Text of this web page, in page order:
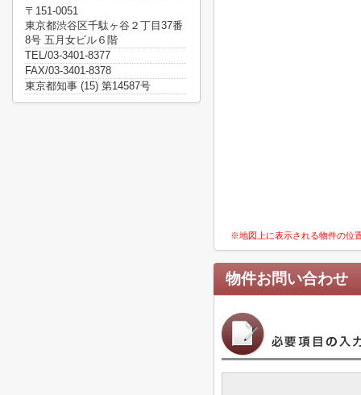
※地図上に表示される物件の位
物件お問い合わせ
〒151-0051
東京都渋谷区千駄ヶ谷２丁目37番
8号 五月女ビル６階
TEL/03-3401-8377
FAX/03-3401-8378
東京都知事 (15) 第14587号